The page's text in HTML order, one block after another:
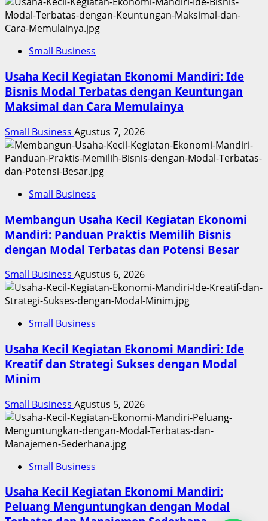
Small Business
Usaha Kecil Kegiatan Ekonomi Mandiri: Ide
Bisnis Modal Terbatas dengan Keuntungan
Maksimal dan Cara Memulainya
Small Business Agustus 7, 2026
Small Business
Membangun Usaha Kecil Kegiatan Ekonomi
Mandiri: Panduan Praktis Memilih Bisnis
dengan Modal Terbatas dan Potensi Besar
Small Business Agustus 6, 2026
Small Business
Usaha Kecil Kegiatan Ekonomi Mandiri: Ide
Kreatif dan Strategi Sukses dengan Modal
Minim
Small Business Agustus 5, 2026
Small Business
Usaha Kecil Kegiatan Ekonomi Mandiri:
Peluang Menguntungkan dengan Modal